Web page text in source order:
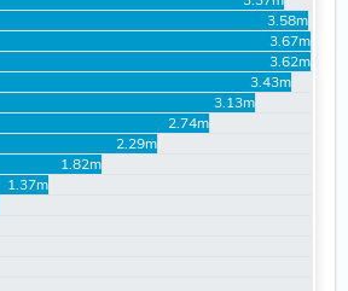
3.58m
3.67m
3.62m
3.43m
3.13m
2.74m
2.29m
1.82m
1.37m